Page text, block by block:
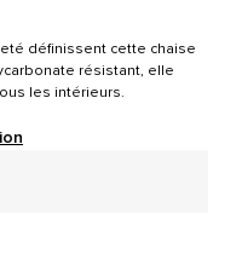
définissent cette chaise
résistant, elle
les intérieurs.